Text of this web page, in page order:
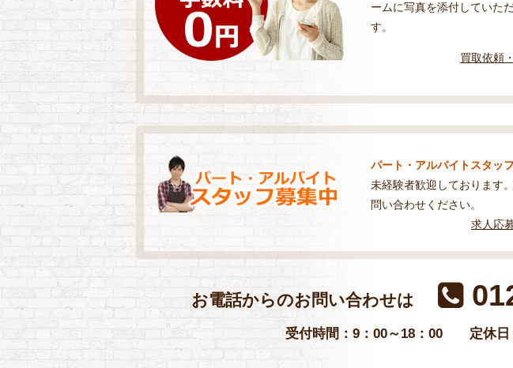
ームに写真を添付していた
す。
買取依頼
パート・アルバイトスタッ
未経験者歓迎しております
問い合わせください。
求人応
お電話からのお問い合わせは
受付時間：9：00～18：00 定休日